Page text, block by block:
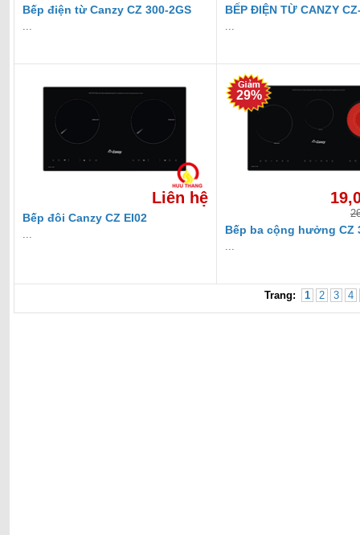
Bếp điện từ Canzy CZ 300-2GS
...
BẾP ĐIỆN TỪ CANZY
...
Liên hệ
Bếp đôi Canzy CZ EI02
...
29%
Bếp ba cộng hưởng CZ
...
Trang: 1 2 3 4